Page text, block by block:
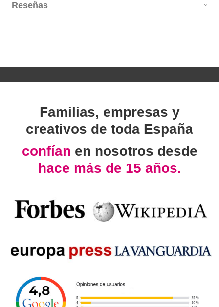
Reseñas
Familias, empresas y
creativos de toda España
confían en nosotros desde
hace más de 15 años.